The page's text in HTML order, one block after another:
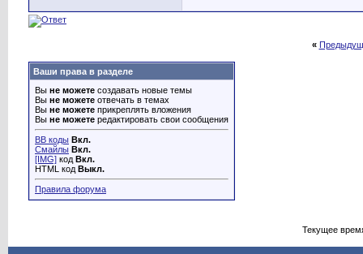
«
Ваши права в разделе
Вы не можете создавать новые темы
Вы не можете отвечать в темах
Вы не можете прикреплять вложения
Вы не можете редактировать свои сообщения
BB коды Вкл.
Смайлы Вкл.
[IMG] код Вкл.
HTML код Выкл.
Правила форума
Текущее